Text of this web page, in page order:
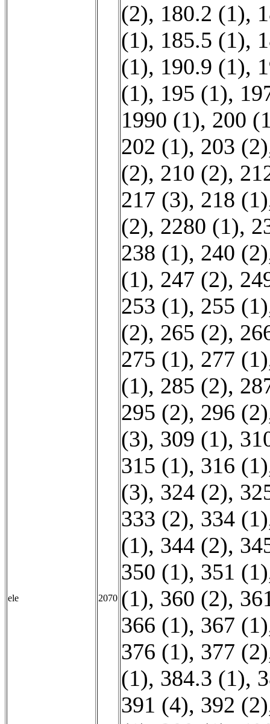
ele 2070
(2), 180.2 (1),
(1), 185.5 (1),
(1), 190.9 (1),
(1), 195 (1),
1990 (1), 200
202 (1), 203 (2)
(2), 210 (2),
217 (3), 218 (1)
(2), 2280 (1),
238 (1), 240 (2)
(1), 247 (2),
253 (1), 255 (1)
(2), 265 (2),
275 (1), 277 (1)
(1), 285 (2),
295 (2), 296 (2)
(3), 309 (1),
315 (1), 316 (1)
(3), 324 (2),
333 (2), 334 (1)
(1), 344 (2),
350 (1), 351 (1)
(1), 360 (2),
366 (1), 367 (1)
376 (1), 377 (2)
(1), 384.3 (1),
391 (4), 392 (2)